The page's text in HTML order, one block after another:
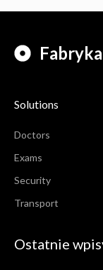
Solutions
Doctors
Exams
Security
Transport
Ostatnie